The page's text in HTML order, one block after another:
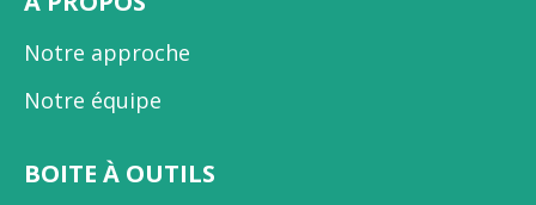
Notre approche
Notre équipe
BOITE À OUTILS